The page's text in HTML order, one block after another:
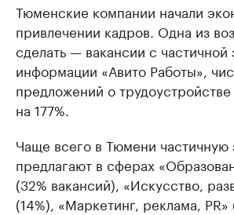
Тюменские компании начали
привлечении кадров. Одна из
сделать — вакансии с частичной
информации «Авито Работы»,
предложений о
на 177%.
Чаще всего в Тюмени частичную
предлагают в сферах
(32% вакансий), «Искусство,
(14%), «Маркетинг, реклама, PR»